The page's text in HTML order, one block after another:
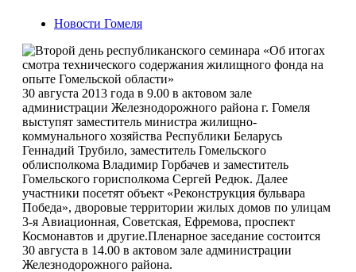
Новости Гомеля
30 августа 2013 года в 9.00 в актовом зале
администрации Железнодорожного района г. Гомеля
выступят заместитель министра жилищно-
коммунального хозяйства Республики Беларусь
Геннадий Трубило, заместитель Гомельского
облисполкома Владимир Горбачев и заместитель
Гомельского горисполкома Сергей Редюк. Далее
участники посетят объект «Реконструкция бульвара
Победа», дворовые территории жилых домов по улицам
3-я Авиационная, Советская, Ефремова, проспект
Космонавтов и другие.Пленарное заседание состоится
30 августа в 14.00 в актовом зале администрации
Железнодорожного района.